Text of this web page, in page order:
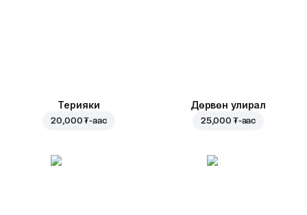
Терияки
20,000 ₮-аас
Дөрвөн улирал
25,000 ₮-аас